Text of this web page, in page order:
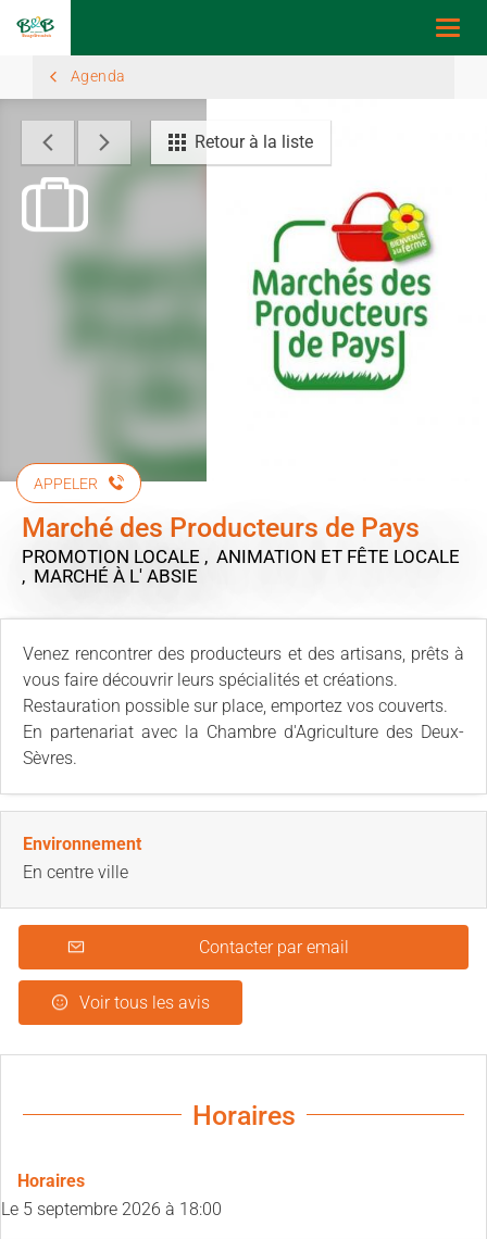
Agenda
Retour à la liste
APPELER
Marché des Producteurs de Pays
PROMOTION LOCALE , ANIMATION ET FÊTE LOCALE
, MARCHÉ À L' ABSIE
Venez rencontrer des producteurs et des artisans, prêts à
vous faire découvrir leurs spécialités et créations.
Restauration possible sur place, emportez vos couverts.
En partenariat avec la Chambre d'Agriculture des Deux-
Sèvres.
Environnement
En centre ville
Contacter par email
Voir tous les avis
Horaires
Horaires
Le 5 septembre 2026 à 18:00